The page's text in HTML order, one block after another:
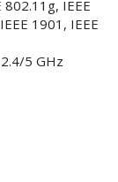
802.11g, IEEE
1901, IEEE
5 GHz